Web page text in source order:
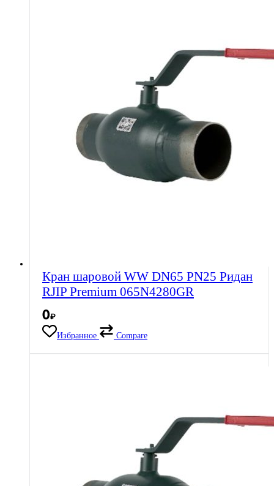
Кран шаровой WW DN65 PN25 Ридан
RJIP Premium 065N4280GR
0₽
Избранное Compare